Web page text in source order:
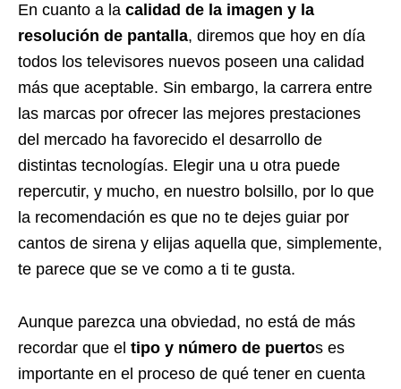
En cuanto a la calidad de la imagen y la
resolución de pantalla, diremos que hoy en día
todos los televisores nuevos poseen una calidad
más que aceptable. Sin embargo, la carrera entre
las marcas por ofrecer las mejores prestaciones
del mercado ha favorecido el desarrollo de
distintas tecnologías. Elegir una u otra puede
repercutir, y mucho, en nuestro bolsillo, por lo que
la recomendación es que no te dejes guiar por
cantos de sirena y elijas aquella que, simplemente,
te parece que se ve como a ti te gusta.
Aunque parezca una obviedad, no está de más
recordar que el tipo y número de puertos es
importante en el proceso de qué tener en cuenta